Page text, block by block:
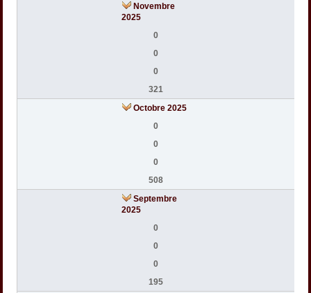
Novembre
2025
0
0
0
321
Octobre 2025
0
0
0
508
Septembre
2025
0
0
0
195